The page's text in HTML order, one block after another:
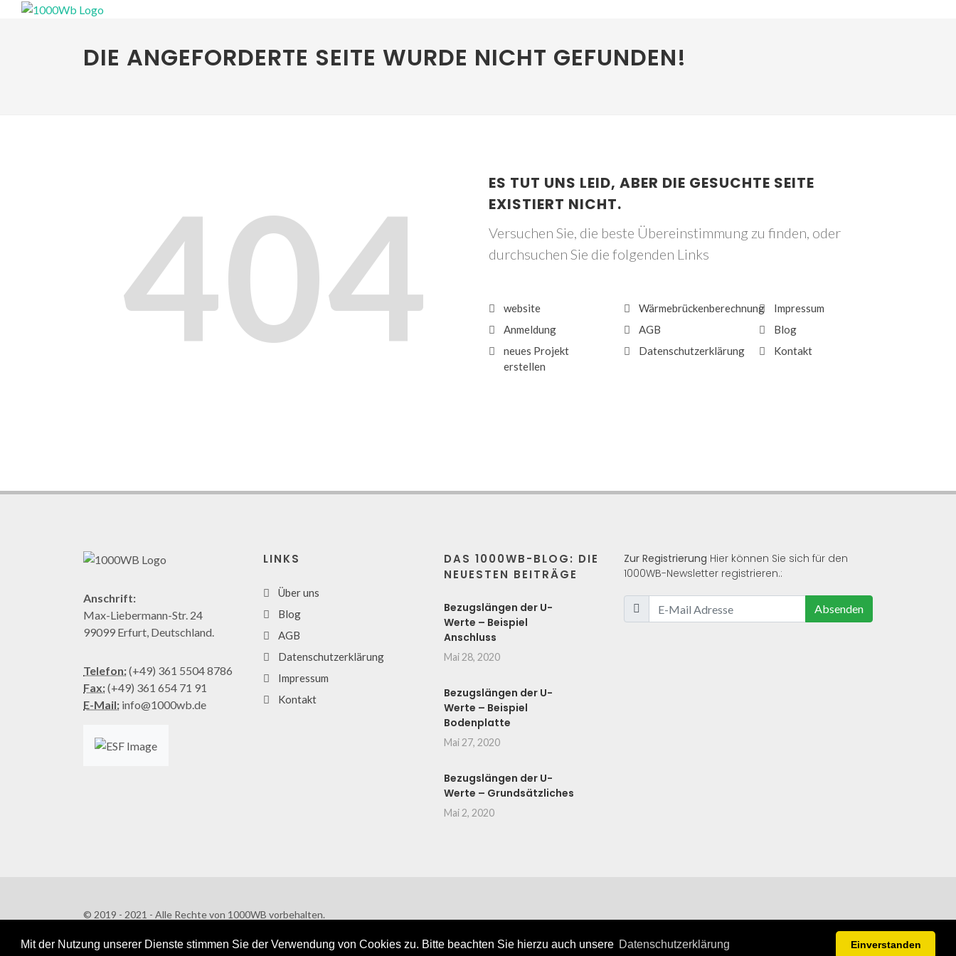
Mit der Nutzung unserer Dienste stimmen Sie der Verwendung von Cookies zu. Bitte beachten Sie hierzu auch unsere Datenschutzerklärung Einverstanden
DIE ANGEFORDERTE SEITE WURDE NICHT GEFUNDEN!
404
ES TUT UNS LEID, ABER DIE GESUCHTE SEITE
EXISTIERT NICHT.
Versuchen Sie, die beste Übereinstimmung zu finden, oder
durchsuchen Sie die folgenden Links
website
Anmeldung
neues Projekt
erstellen
Wärmebrückenberechnung
AGB
Datenschutzerklärung
Impressum
Blog
Kontakt
Anschrift:
Max-Liebermann-Str. 24
99099 Erfurt, Deutschland.
Telefon:(+49) 361 5504 8786
Fax:(+49) 361 654 71 91
E-Mail: info@1000wb.de
LINKS
Über uns
Blog
AGB
Datenschutzerklärung
Impressum
Kontakt
DAS 1000WB-BLOG: DIE
NEUESTEN BEITRÄGE
Bezugslängen der U-
Werte – Beispiel
Anschluss
Mai 28, 2020
Bezugslängen der U-
Werte – Beispiel
Bodenplatte
Mai 27, 2020
Bezugslängen der U-
Werte – Grundsätzliches
Mai 2, 2020
Zur Registrierung Hier können Sie sich für den
1000WB-Newsletter registrieren.:
Absenden
© 2019 - 2021 - Alle Rechte von 1000WB vorbehalten.